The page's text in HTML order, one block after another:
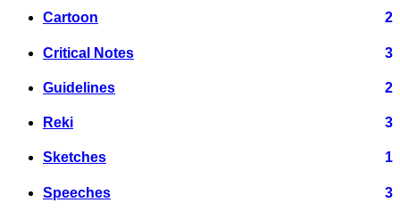
Cartoon 2
Critical Notes 3
Guidelines 2
Reki 3
Sketches 1
Speeches 3